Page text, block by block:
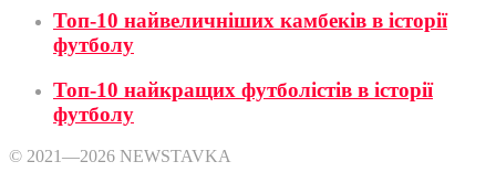
Топ-10 найвеличніших камбеків в історії
футболу
Топ-10 найкращих футболістів в історії
футболу
© 2021—2026 NEWSTAVKA